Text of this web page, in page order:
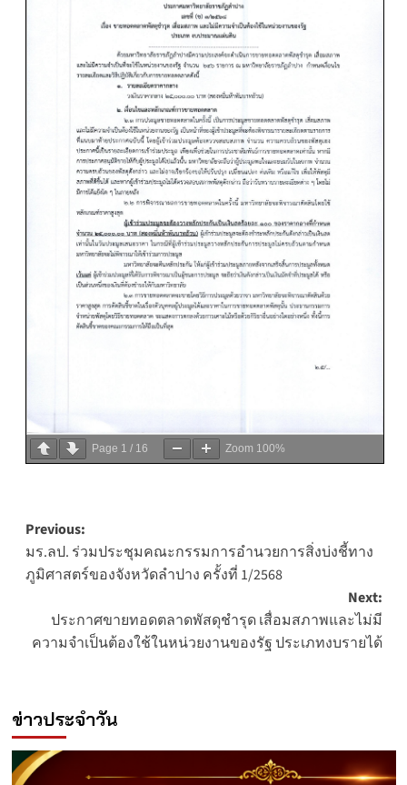
Page 1 / 16 Zoom 100%
Post
navigation
Previous:
มร.ลป. ร่วมประชุมคณะกรรมการอำนวยการสิ่งบ่งชี้ทาง
ภูมิศาสตร์ของจังหวัดลำปาง ครั้งที่ 1/2568
Next:
ประกาศขายทอดตลาดพัสดุชำรุด เสื่อมสภาพและไม่มี
ความจำเป็นต้องใช้ในหน่วยงานของรัฐ ประเภทงบรายได้
ข่าวประจำวัน